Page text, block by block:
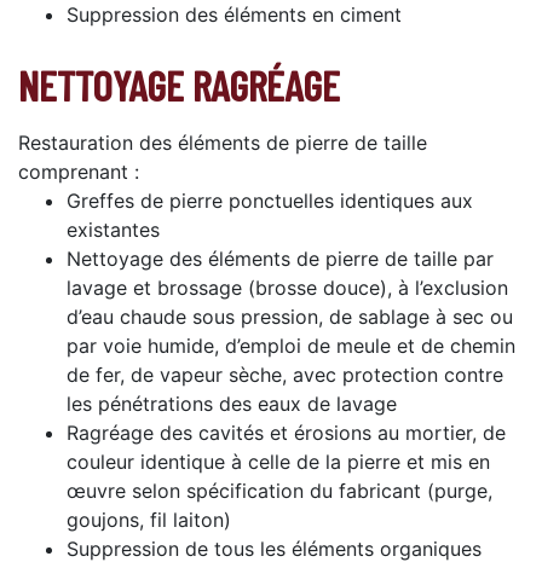
Suppression des éléments en ciment
NETTOYAGE RAGRÉAGE
Restauration des éléments de pierre de taille
comprenant :
Greffes de pierre ponctuelles identiques aux
existantes
Nettoyage des éléments de pierre de taille par
lavage et brossage (brosse douce), à l’exclusion
d’eau chaude sous pression, de sablage à sec ou
par voie humide, d’emploi de meule et de chemin
de fer, de vapeur sèche, avec protection contre
les pénétrations des eaux de lavage
Ragréage des cavités et érosions au mortier, de
couleur identique à celle de la pierre et mis en
œuvre selon spécification du fabricant (purge,
goujons, fil laiton)
Suppression de tous les éléments organiques